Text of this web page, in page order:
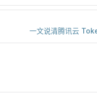
一文说清腾讯云